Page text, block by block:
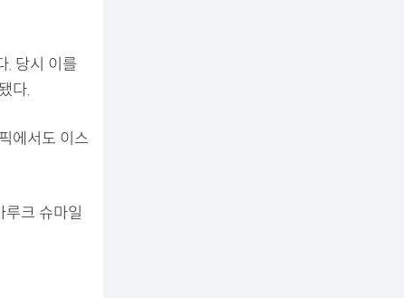
. 당시 이를
다.
에서도 이스
크 슈마일